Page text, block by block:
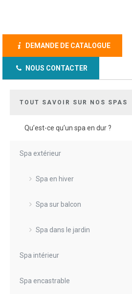
DEMANDE DE CATALOGUE
NOUS CONTACTER
TOUT SAVOIR SUR NOS SPAS
Qu’est-ce qu’un spa en dur ?
Spa extérieur
Spa en hiver
Spa sur balcon
Spa dans le jardin
Spa intérieur
Spa encastrable